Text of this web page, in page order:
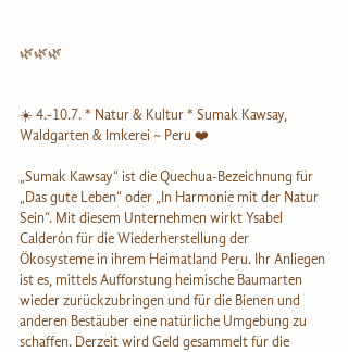
🌿🌿🌿
☀️ 4.-10.7. * Natur & Kultur * Sumak Kawsay,
Waldgarten & Imkerei ~ Peru ❤️
„Sumak Kawsay“ ist die Quechua-Bezeichnung für
„Das gute Leben“ oder „In Harmonie mit der Natur
Sein“. Mit diesem Unternehmen wirkt Ysabel
Calderón für die Wiederherstellung der
Ökosysteme in ihrem Heimatland Peru. Ihr Anliegen
ist es, mittels Aufforstung heimische Baumarten
wieder zurückzubringen und für die Bienen und
anderen Bestäuber eine natürliche Umgebung zu
schaffen. Derzeit wird Geld gesammelt für die